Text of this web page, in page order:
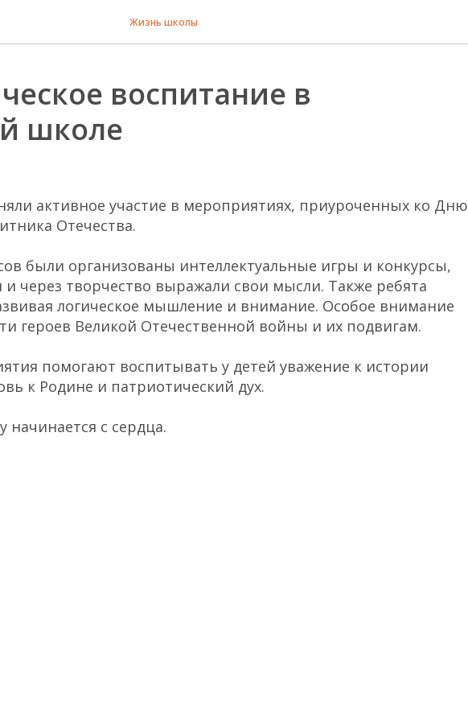
Жизнь школы
воспитание в
школе
активное участие в мероприятиях, приуроченных ко Дню
Отечества.
были организованы интеллектуальные игры и конкурсы,
через творчество выражали свои мысли. Также ребята
логическое мышление и внимание. Особое внимание
героев Великой Отечественной войны и их подвигам.
помогают воспитывать у детей уважение к истории
к Родине и патриотический дух.
начинается с сердца.